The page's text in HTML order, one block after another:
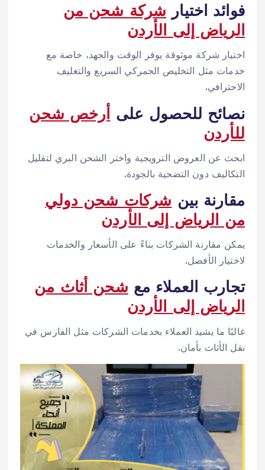
فوائد اختيار شركة شحن من
الرياض إلى الأردن
اختيار شركة موثوقة يوفر الوقت والجهد، خاصة مع
خدمات مثل التخليص الجمركي السريع والتغليف
الاحترافي.
نصائح للحصول على أرخص شحن
للأردن
ابحث عن العروض الترويجية واختر الشحن البري لتقليل
التكاليف دون التضحية بالجودة.
مقارنة بين شركات شحن دولي
من الرياض إلى الأردن
يمكن مقارنة الشركات بناءً على الأسعار والخدمات
لاختيار الأفضل.
تجارب العملاء مع شحن أثاث من
الرياض إلى الأردن
غالبًا ما يشيد العملاء بخدمات الشركات مثل الفارس في
نقل الأثاث بأمان.